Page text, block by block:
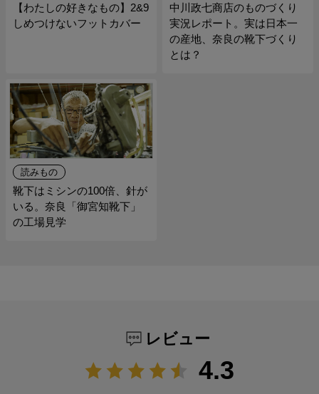
【わたしの好きなもの】2&9
しめつけないフットカバー
中川政七商店のものづくり
実況レポート。実は日本一
の産地、奈良の靴下づくり
とは？
読みもの
靴下はミシンの100倍、針が
いる。奈良「御宮知靴下」
の工場見学
レビュー
4.3